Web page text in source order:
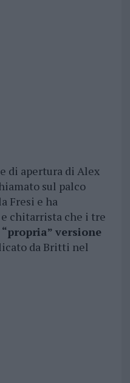
di apertura di Alex
sul palco
Fresi e ha
e chitarrista che i tre
versione
da Britti nel